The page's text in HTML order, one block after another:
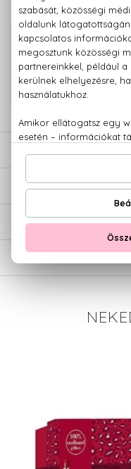
100% eredeti
Kérdésed van,
779 1926
ÉRTÉKELÉSEK (0)
SZÁLLÍTÁS